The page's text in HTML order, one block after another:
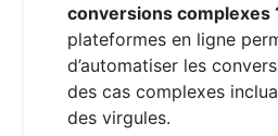
conversions complexes
plateformes en ligne
d’automatiser les
des cas complexes
des virgules.